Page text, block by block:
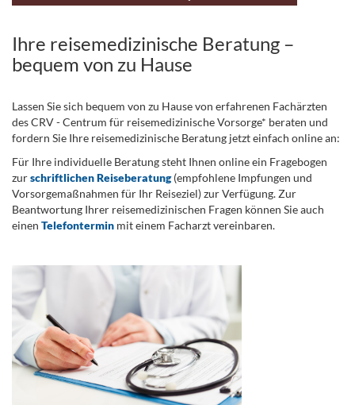
Ihre reisemedizinische Beratung –
bequem von zu Hause
Lassen Sie sich bequem von zu Hause von erfahrenen Fachärzten
des CRV - Centrum für reisemedizinische Vorsorge* beraten und
fordern Sie Ihre reisemedizinische Beratung jetzt einfach online an:
Für Ihre individuelle Beratung steht Ihnen online ein Fragebogen
zurschriftlichen Reiseberatung(empfohlene Impfungen und
Vorsorgemaßnahmen für Ihr Reiseziel) zur Verfügung. Zur
Beantwortung Ihrer reisemedizinischen Fragen können Sie auch
einen Telefontermin mit einem Facharzt vereinbaren.